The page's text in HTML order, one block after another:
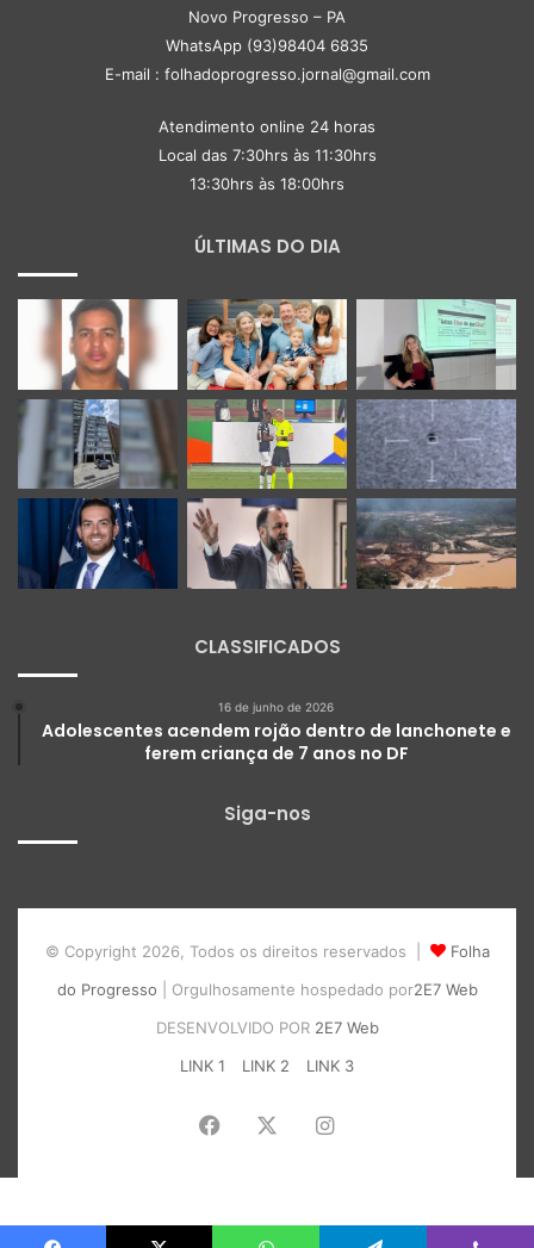
Novo Progresso – PA
WhatsApp (93)98404 6835
E-mail : folhadoprogresso.jornal@gmail.com
Atendimento online 24 horas
Local das 7:30hrs às 11:30hrs
13:30hrs às 18:00hrs
ÚLTIMAS DO DIA
CLASSIFICADOS
16 de junho de 2026
Adolescentes acendem rojão dentro de lanchonete e
ferem criança de 7 anos no DF
Siga-nos
© Copyright 2026, Todos os direitos reservados |
Folha
do Progresso | Orgulhosamente hospedado por2E7 Web
DESENVOLVIDO POR 2E7 Web
LINK 1
LINK 2 LINK 3
Facebook Instagram